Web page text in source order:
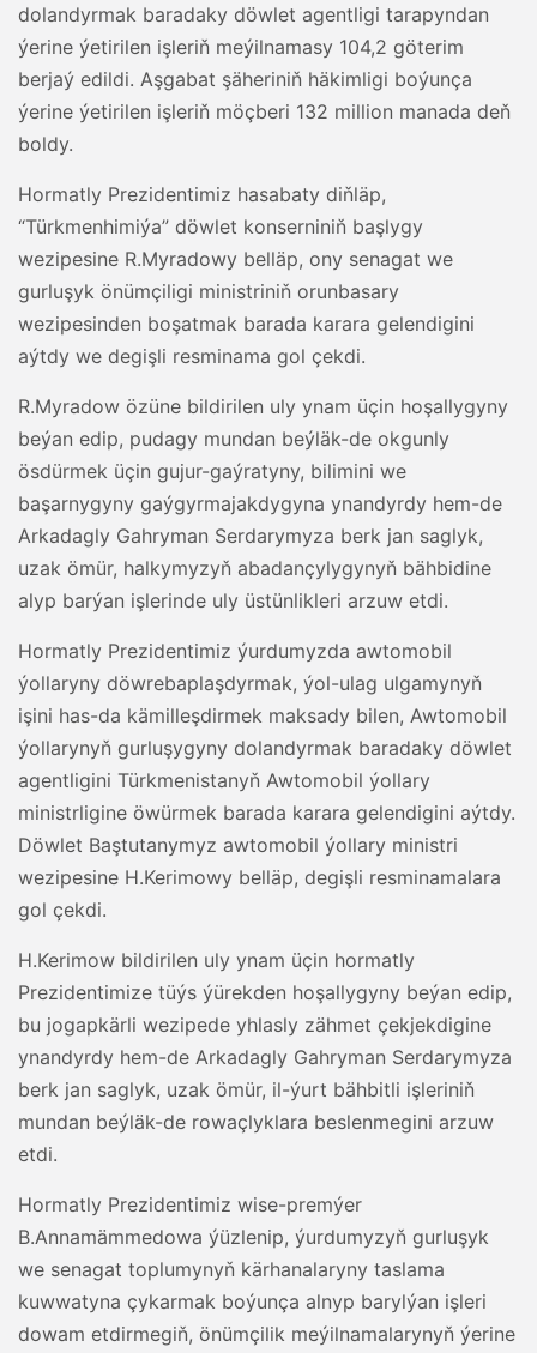
dolandyrmak baradaky döwlet agentligi tarapyndan
ýerine ýetirilen işleriň meýilnamasy 104,2 göterim
berjaý edildi. Aşgabat şäheriniň häkimligi boýunça
ýerine ýetirilen işleriň möçberi 132 million manada deň
boldy.
Hormatly Prezidentimiz hasabaty diňläp,
“Türkmenhimiýa” döwlet konserniniň başlygy
wezipesine R.Myradowy belläp, ony senagat we
gurluşyk önümçiligi ministriniň orunbasary
wezipesinden boşatmak barada karara gelendigini
aýtdy we degişli resminama gol çekdi.
R.Myradow özüne bildirilen uly ynam üçin hoşallygyny
beýan edip, pudagy mundan beýläk-de okgunly
ösdürmek üçin gujur-gaýratyny, bilimini we
başarnygyny gaýgyrmajakdygyna ynandyrdy hem-de
Arkadagly Gahryman Serdarymyza berk jan saglyk,
uzak ömür, halkymyzyň abadançylygynyň bähbidine
alyp barýan işlerinde uly üstünlikleri arzuw etdi.
Hormatly Prezidentimiz ýurdumyzda awtomobil
ýollaryny döwrebaplaşdyrmak, ýol-ulag ulgamynyň
işini has-da kämilleşdirmek maksady bilen, Awtomobil
ýollarynyň gurluşygyny dolandyrmak baradaky döwlet
agentligini Türkmenistanyň Awtomobil ýollary
ministrligine öwürmek barada karara gelendigini aýtdy.
Döwlet Baştutanymyz awtomobil ýollary ministri
wezipesine H.Kerimowy belläp, degişli resminamalara
gol çekdi.
H.Kerimow bildirilen uly ynam üçin hormatly
Prezidentimize tüýs ýürekden hoşallygyny beýan edip,
bu jogapkärli wezipede yhlasly zähmet çekjekdigine
ynandyrdy hem-de Arkadagly Gahryman Serdarymyza
berk jan saglyk, uzak ömür, il-ýurt bähbitli işleriniň
mundan beýläk-de rowaçlyklara beslenmegini arzuw
etdi.
Hormatly Prezidentimiz wise-premýer
B.Annamämmedowa ýüzlenip, ýurdumyzyň gurluşyk
we senagat toplumynyň kärhanalaryny taslama
kuwwatyna çykarmak boýunça alnyp barylýan işleri
dowam etdirmegiň, önümçilik meýilnamalarynyň ýerine